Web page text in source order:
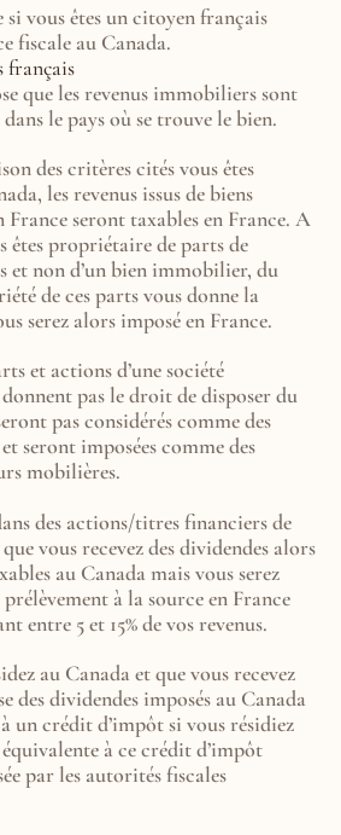
vous êtes un citoyen français
fiscale au Canada.
français
que les revenus immobiliers sont
le pays où se trouve le bien.
des critères cités vous êtes
les revenus issus de biens
seront taxables en France. A
êtes propriétaire de parts de
et non d’un bien immobilier, du
de ces parts vous donne la
serez alors imposé en France.
et actions d’une société
pas le droit de disposer du
pas considérés comme des
seront imposées comme des
mobilières.
des actions/titres financiers de
vous recevez des dividendes alors
au Canada mais vous serez
à la source en France
entre 5 et 15% de vos revenus.
au Canada et que vous recevez
des dividendes imposés au Canada
un crédit d’impôt si vous résidiez
à ce crédit d’impôt
par les autorités fiscales